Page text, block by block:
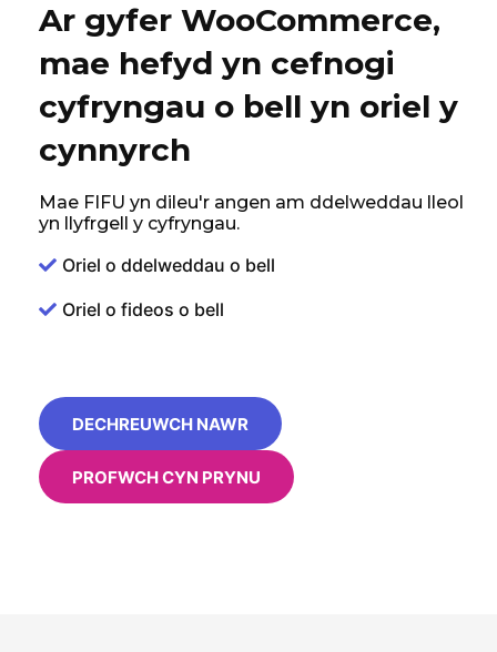
Ar gyfer WooCommerce,
mae hefyd yn cefnogi
cyfryngau o bell yn oriel y
cynnyrch
Mae FIFU yn dileu'r angen am ddelweddau lleol
yn llyfrgell y cyfryngau.
Oriel o ddelweddau o bell
Oriel o fideos o bell
DECHREUWCH NAWR
PROFWCH CYN PRYNU